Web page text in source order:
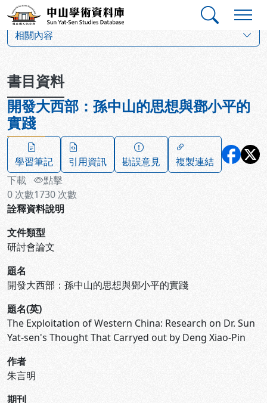
跳到主要內容
中山學術資料庫
相關內容
書目資料
開發大西部：孫中山的思想與鄧小平的
實踐
學習筆記 引用資訊 勘誤意見
複製連結
下載
0 次數
點擊
1730 次數
詮釋資料說明
文件類型
研討會論文
題名
開發大西部：孫中山的思想與鄧小平的實踐
題名(英)
The Exploitation of Western China: Research on Dr. Sun
Yat-sen's Thought That Carryed out by Deng Xiao-Pin
作者
朱言明
期刊